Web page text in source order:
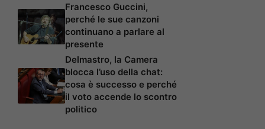
Francesco Guccini,
perché le sue canzoni
continuano a parlare al
presente
Delmastro, la Camera
blocca l’uso della chat:
cosa è successo e perché
il voto accende lo scontro
politico